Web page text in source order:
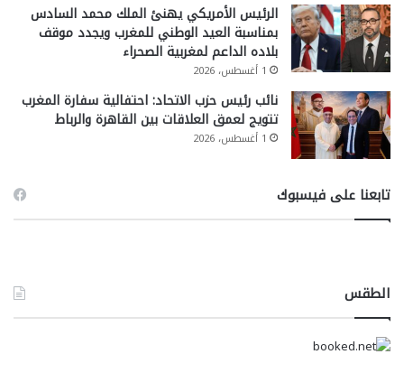
الرئيس الأمريكي يهنئ الملك محمد السادس
بمناسبة العيد الوطني للمغرب ويجدد موقف
بلاده الداعم لمغربية الصحراء
1 أغسطس، 2026
نائب رئيس حزب الاتحاد: احتفالية سفارة المغرب
تتويج لعمق العلاقات بين القاهرة والرباط
1 أغسطس، 2026
تابعنا على فيسبوك
الطقس